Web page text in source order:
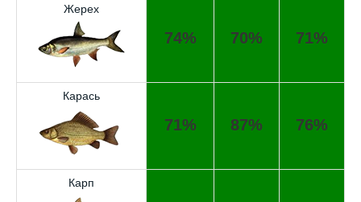
Жерех
74% 70% 71%
Карась
71% 87% 76%
Карп